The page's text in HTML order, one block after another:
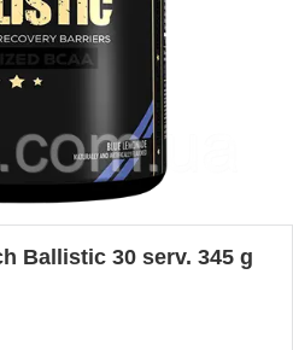
Ballistic 30 serv. 345 g